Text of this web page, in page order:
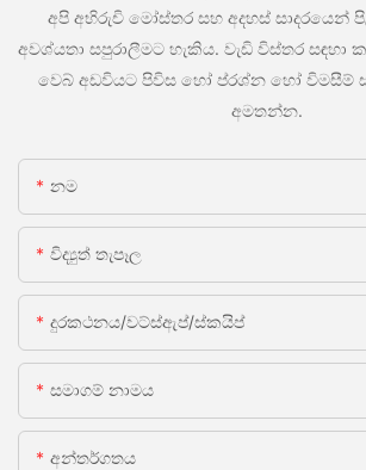
අපි අභිරුචි මෝස්තර සහ අදහස් සාදරයෙන්
අවශ්යතා සපුරාලීමට හැකිය. වැඩි විස්තර
වෙබ් අඩවියට පිවිස හෝ ප්රශ්න හෝ විමසීම්
අමතන්න.
නම
විද්‍යුත් තැපෑල
දුරකථනය/වට්ස්ඇප්/ස්කයිප්
සමාගම් නාමය
අන්තර්ගතය